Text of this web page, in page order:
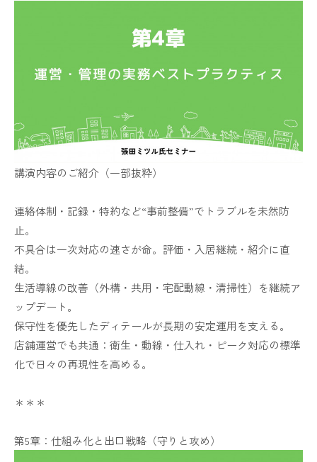
講演内容のご紹介（一部抜粋）
連絡体制・記録・特約など“事前整備”でトラブルを未然防
止。
不具合は一次対応の速さが命。評価・入居継続・紹介に直
結。
生活導線の改善（外構・共用・宅配動線・清掃性）を継続ア
ップデート。
保守性を優先したディテールが長期の安定運用を支える。
店舗運営でも共通：衛生・動線・仕入れ・ピーク対応の標準
化で日々の再現性を高める。
＊＊＊
第5章：仕組み化と出口戦略（守りと攻め）